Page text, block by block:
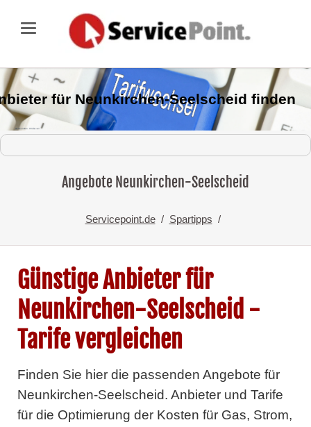
für Neunkirchen-Seelscheid finden
Angebote Neunkirchen-Seelscheid
Servicepoint.de Spartipps
Günstige Anbieter für
Neunkirchen-Seelscheid -
Tarife vergleichen
Finden Sie hier die passenden Angebote für
Neunkirchen-Seelscheid. Anbieter und Tarife
für die Optimierung der Kosten für Gas, Strom,